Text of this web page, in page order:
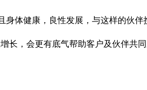
体健康，良性发展，与这样的伙伴
，会更有底气帮助客户及伙伴共